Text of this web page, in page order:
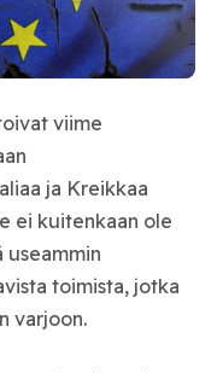
viime
ja Kreikkaa
ei kuitenkaan ole
useammin
toimista, jotka
varjoon.